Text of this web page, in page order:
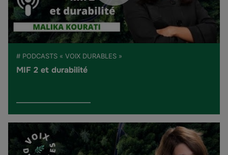
# PODCASTS « VOIX DURABLES »
MIF 2 et durabilité